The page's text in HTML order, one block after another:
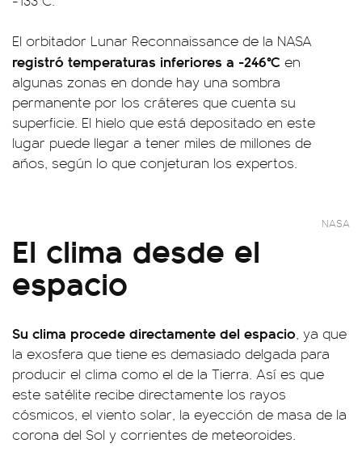
El orbitador Lunar Reconnaissance de la NASA
registró temperaturas inferiores a -246°C en
algunas zonas en donde hay una sombra
permanente por los cráteres que cuenta su
superficie. El hielo que está depositado en este
lugar puede llegar a tener miles de millones de
años, según lo que conjeturan los expertos.
NASA
El clima desde el
espacio
Su clima procede directamente del espacio, ya que
la exosfera que tiene es demasiado delgada para
producir el clima como el de la Tierra. Así es que
este satélite recibe directamente los rayos
cósmicos, el viento solar, la eyección de masa de la
corona del Sol y corrientes de meteoroides.